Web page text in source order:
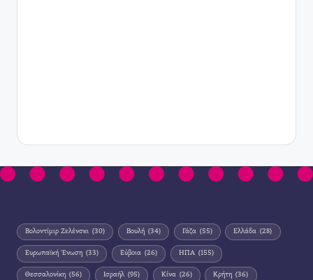
Βολοντίμιρ Ζελένσκι (30) Βουλή (34) Γάζα (55) Ελλάδα (28)
Ευρωπαϊκή Ένωση (33) Εύβοια (26) ΗΠΑ (155)
Θεσσαλονίκη (56) Ισραήλ (95) Κίνα (26) Κρήτη (36)